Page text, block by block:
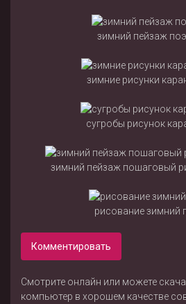
зимний пейзаж
зимние рисунки
сугробы рисунок
зимний пейзаж пошаговый
рисование зимний
Комментировать
Смотрите онлайн или можете
компьютер в хорошем качестве